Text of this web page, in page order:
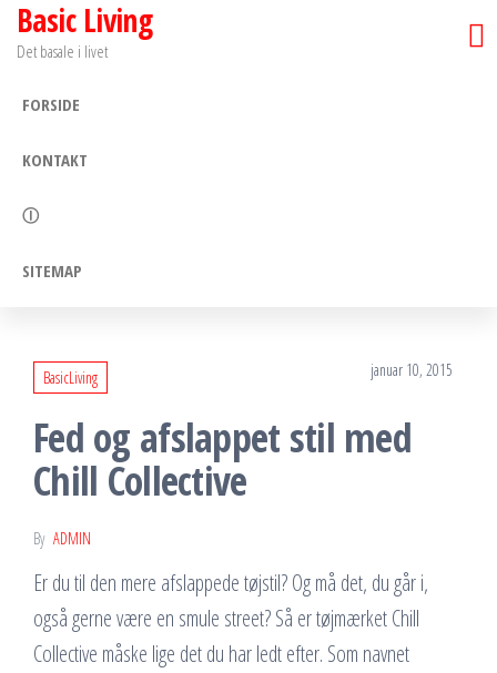
SkipBasic Living
Det basale i livet
FORSIDE
KONTAKT
Ⓘ
SITEMAP
BasicLiving januar 10, 2015
Fed og afslappet stil med
Chill Collective
By ADMIN
Er du til den mere afslappede tøjstil? Og må det, du går i,
også gerne være en smule street? Så er tøjmærket Chill
Collective måske lige det du har ledt efter. Som navnet